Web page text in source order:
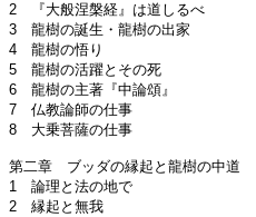
2 『大般涅槃経』は道しるべ
3 龍樹の誕生・龍樹の出家
4 龍樹の悟り
5 龍樹の活躍とその死
6 龍樹の主著『中論頌』
7 仏教論師の仕事
8 大乗菩薩の仕事
第二章 ブッダの縁起と龍樹の中道
1 論理と法の地で
2 縁起と無我